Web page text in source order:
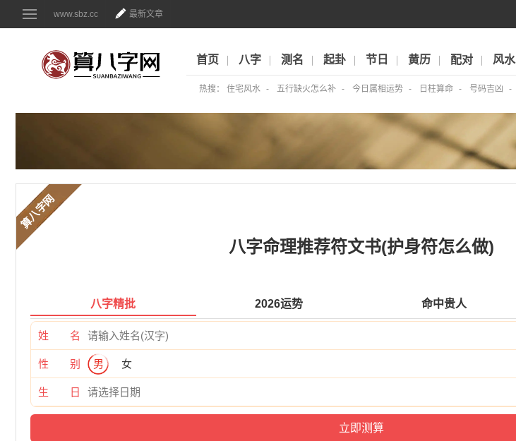
www.sbz.cc 最新文章
首页 八字 测名 起卦 节日 黄历 配对 风水
热搜： 住宅风水 五行缺火怎么补 今日属相运势 日柱算命 号码吉凶
算八字网
八字命理推荐符文书(护身符怎么做)
八字精批 2026运势 命中贵人
姓 名
性 别 男 女
生 日